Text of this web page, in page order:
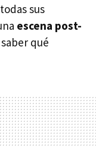
sus
escena post-
qué